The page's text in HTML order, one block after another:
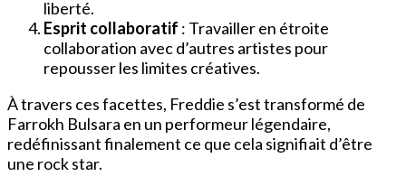
liberté.
Esprit collaboratif : Travailler en étroite
collaboration avec d’autres artistes pour
repousser les limites créatives.
À travers ces facettes, Freddie s’est transformé de
Farrokh Bulsara en un performeur légendaire,
redéfinissant finalement ce que cela signifiait d’être
une rock star.